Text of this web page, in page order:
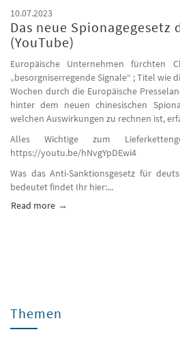
10.07.2023
Das neue Spionagegesetz
(YouTube)
Europäische Unternehmen fürchten
„besorgniserregende Signale“ ; Titel wie
Wochen durch die Europäische
hinter dem neuen chinesischen
welchen Auswirkungen zu rechnen ist,
Alles Wichtige zum
https://youtu.be/hNvgYpDEwi4
Was das Anti-Sanktionsgesetz für
bedeutet findet Ihr hier:...
Read more about Das neue
Themen